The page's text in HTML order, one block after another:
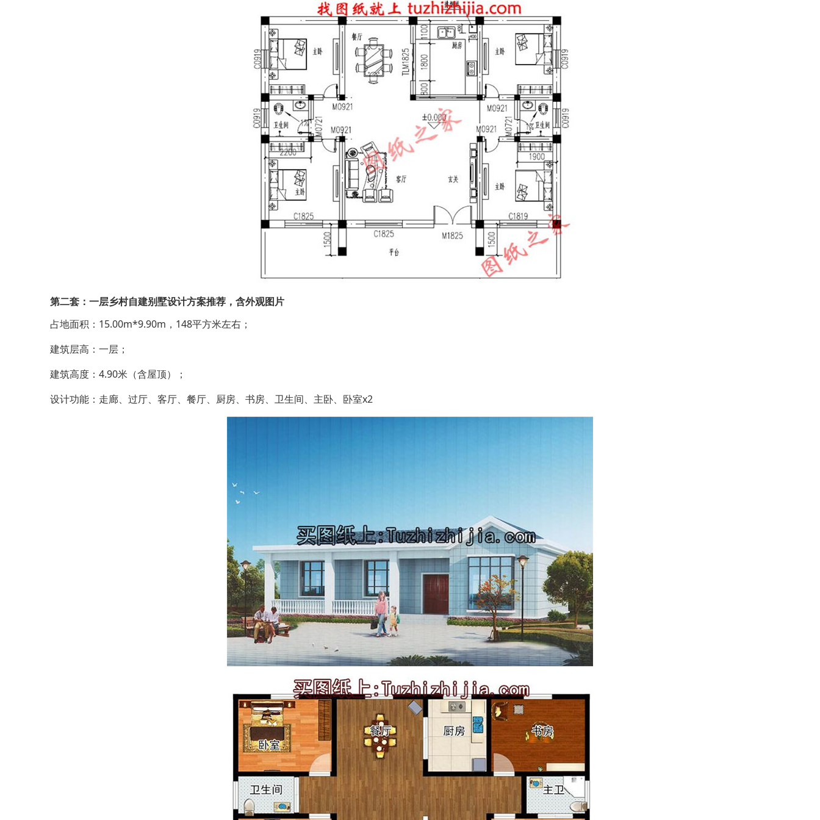
第二套：一层乡村自建别墅设计方案推荐，含外观图片
占地面积：15.00m*9.90m，148平方米左右；
建筑层高：一层；
建筑高度：4.90米（含屋顶）；
设计功能：走廊、过厅、客厅、餐厅、厨房、书房、卫生间、主卧、卧室x2